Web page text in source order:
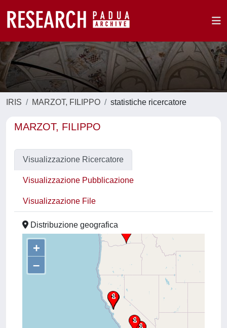
IRIS MARZOT, FILIPPO statistiche ricercatore
MARZOT, FILIPPO
Visualizzazione Ricercatore
Visualizzazione Pubblicazione
Visualizzazione File
Distribuzione geografica
+
–